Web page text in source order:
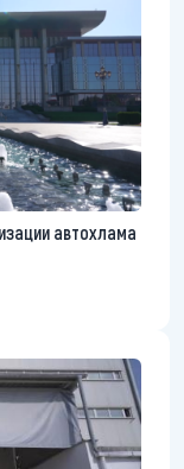
автохлама